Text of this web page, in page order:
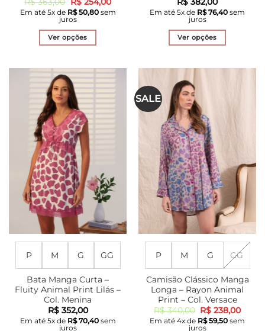
preço
original
era:
R$ 363,00.
preço
atual
Em até 5x de R$50,80sem
juros
Ver opções
tem
várias
variantes.
As
opções
podem
ser
escolhidas
na
página
do
produto
Em até 5x de R$76,40 sem
juros
Ver opções
variantes.
As
opções
podem
ser
escolhidas
na
página
do
produto
P M G GG
Bata Manga Curta –
Fluity Animal Print Lilás –
Col. Menina
R$352,00
Em até 5x de R$70,40sem
juros
SALE
P M G GG
Camisão Clássico Manga
Longa – Rayon Animal
Print – Col. Versace
R$340,00 O
preço
original
R$ 238,00O
preço
atual
Em até 4x de R$59,50 sem
juros